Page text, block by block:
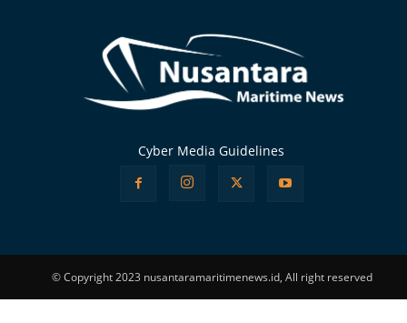
Cyber Media Guidelines
© Copyright 2023 nusantaramaritimenews.id, All right reserved